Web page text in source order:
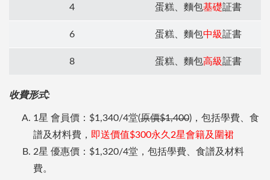
4 蛋糕、麵包基礎証書
6 蛋糕、麵包中級証書
8 蛋糕、麵包高級証書
收費形式:
1星 會員價：$1,340/4堂(原價$1,400)，包括學費、食
譜及材料費， 即送價值$300永久2星會籍及圍裙
2星 優惠價：$1,320/4堂，包括學費、食譜及材料
費。